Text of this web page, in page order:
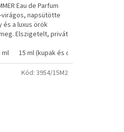
Eau de Parfum
napsütötte
és a luxus örök
Elszigetelt, privát
ml 15 ml (kupak és doboz nélkül)
Kód: 3954/15M2